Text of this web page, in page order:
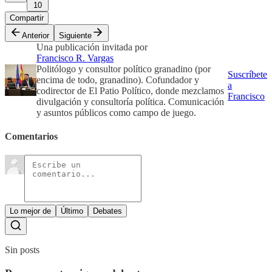
10
Compartir
Anterior
Siguiente
Una publicación invitada por
Francisco R. Vargas
Politólogo y consultor político granadino (por
encima de todo, granadino). Cofundador y
codirector de El Patio Político, donde mezclamos
divulgación y consultoría política. Comunicación
y asuntos públicos como campo de juego.
Suscríbete
a
Francisco
Comentarios
Lo mejor de Último Debates
Sin posts